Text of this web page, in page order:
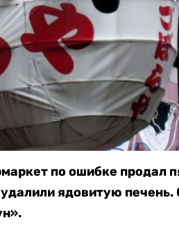
по ошибке продал
ядовитую печень.